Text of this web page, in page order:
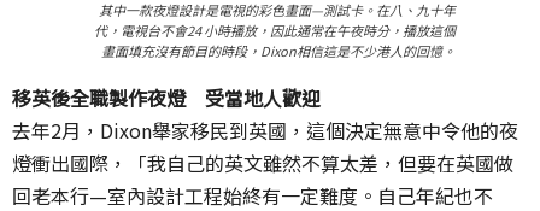
其中一款夜燈設計是電視的彩色畫面—測試卡。在八、九十年
代，電視台不會24 小時播放，因此通常在午夜時分，播放這個
畫面填充沒有節目的時段，Dixon相信這是不少港人的回憶。
移英後全職製作夜燈 受當地人歡迎
去年2月，Dixon舉家移民到英國，這個決定無意中令他的夜
燈衝出國際，「我自己的英文雖然不算太差，但要在英國做
回老本行—室內設計工程始終有一定難度。自己年紀也不